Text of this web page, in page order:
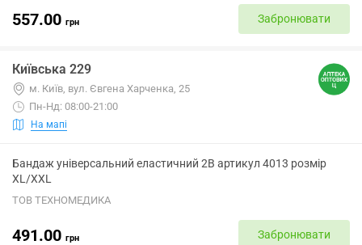
557.00 грн Забронювати
Київська 229
м. Київ, вул. Євгена Харченка, 25
Пн-Нд: 08:00-21:00
На мапі
Бандаж універсальний еластичний 2B артикул 4013 розмір
XL/XXL
ТОВ ТЕХНОМЕДИКА
491.00 грн Забронювати